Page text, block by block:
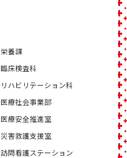
栄養課
臨床検査科
リハビリテーション科
医療社会事業部
医療安全推進室
災害救護支援室
訪問看護ステーション